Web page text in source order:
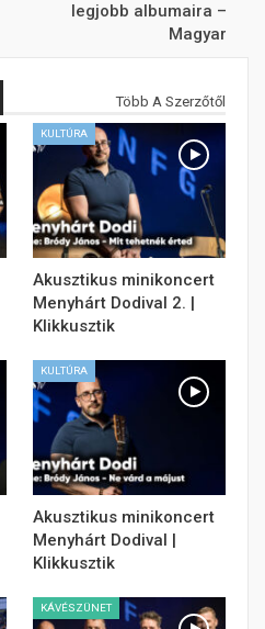
legjobb albumaira –
Magyar
Több A Szerzőtől
KULTÚRA
Akusztikus minikoncert
Menyhárt Dodival 2. |
Klikkusztik
KULTÚRA
Akusztikus minikoncert
Menyhárt Dodival |
Klikkusztik
KÁVÉSZÜNET